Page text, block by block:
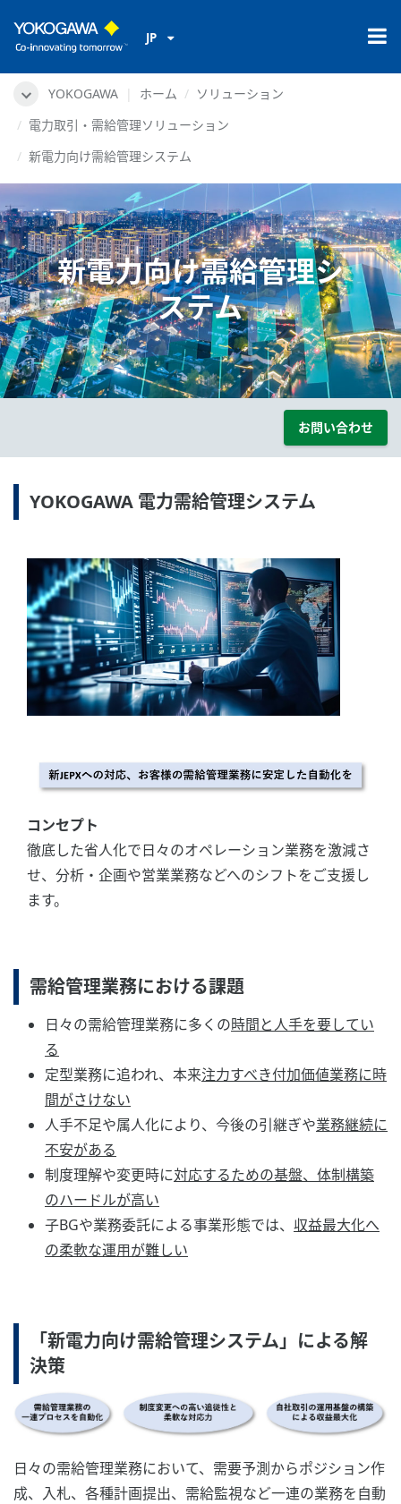
JP
YOKOGAWA ホーム
ソリューション
電力取引・需給管理ソリューション
新電力向け需給管理システム
新電力向け需給管理シ
ステム
お問い合わせ
YOKOGAWA 電力需給管理システム
コンセプト
徹底した省人化で日々のオペレーション業務を激減さ
せ、分析・企画や営業業務などへのシフトをご支援し
ます。
需給管理業務における課題
日々の需給管理業務に多くの時間と人手を要してい
る
定型業務に追われ、本来注力すべき付加価値業務に時
間がさけない
人手不足や属人化により、今後の引継ぎや業務継続に
不安がある
制度理解や変更時に対応するための基盤、体制構築
のハードルが高い
子BGや業務委託による事業形態では、 収益最大化へ
の柔軟な運用が難しい
「新電力向け需給管理システム」による解
決策
日々の需給管理業務において、需要予測からポジション作
成、入札、各種計画提出、需給監視など一連の業務を自動